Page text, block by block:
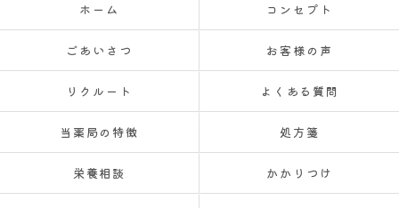
ホーム コンセプト
ごあいさつ お客様の声
リクルート よくある質問
当薬局の特徴 処方箋
栄養相談 かかりつけ